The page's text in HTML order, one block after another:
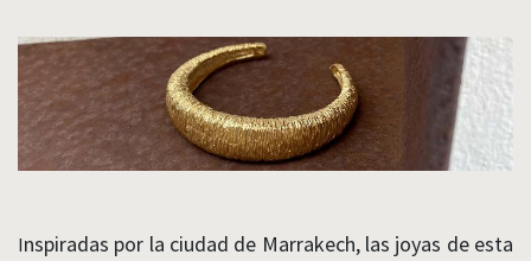
Inspiradas por la ciudad de Marrakech, las joyas de esta